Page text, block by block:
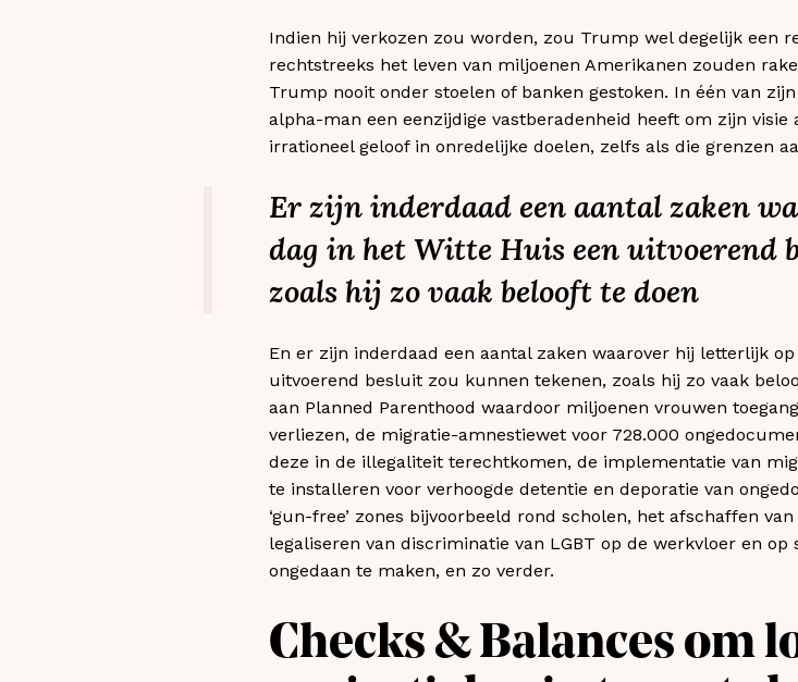
Indien hij verkozen zou worden, zou Trump wel degelijk een
rechtstreeks het leven van miljoenen Amerikanen zouden
Trump nooit onder stoelen of banken gestoken. In één van
alpha-man een eenzijdige vastberadenheid heeft om zijn
irrationeel geloof in onredelijke doelen, zelfs als die grenzen
Er zijn inderdaad een aantal zaken
dag in het Witte Huis een uitvoerend
zoals hij zo vaak belooft te doen
En er zijn inderdaad een aantal zaken waarover hij letterlijk
uitvoerend besluit zou kunnen tekenen, zoals hij zo vaak
aan Planned Parenthood waardoor miljoenen vrouwen
verliezen, de migratie-amnestiewet voor 728.000
deze in de illegaliteit terechtkomen, de implementatie van
te installeren voor verhoogde detentie en deporatie van
‘gun-free’ zones bijvoorbeeld rond scholen, het afschaffen
legaliseren van discriminatie van LGBT op de werkvloer en
ongedaan te maken, en zo verder.
Checks & Balances om